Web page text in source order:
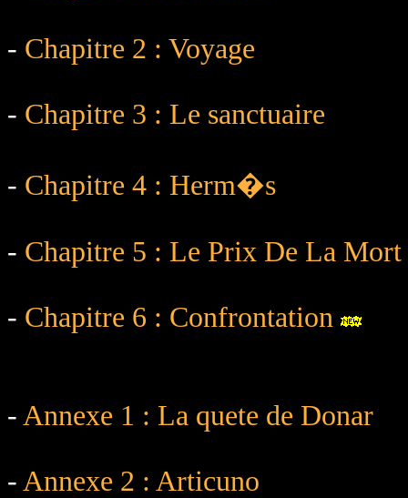
- Chapitre 2 : Voyage
- Chapitre 3 : Le sanctuaire
- Chapitre 4 : Herm�s
- Chapitre 5 : Le Prix De La Mort
- Chapitre 6 : Confrontation
- Annexe 1 : La quete de Donar
- Annexe 2 : Articuno